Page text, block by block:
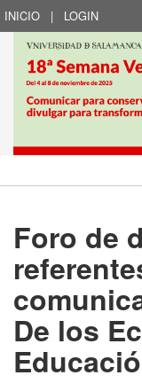
INICIO | LOGIN
Foro de
De los